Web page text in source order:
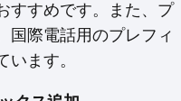
すすめです。また、プ
国際電話用のプレフィ
います。